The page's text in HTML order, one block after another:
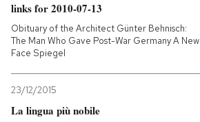
Entra
links for 2010-07-13
Obituary of the Architect Günter Behnisch:
The Man Who Gave Post-War Germany A New
Face Spiegel
23/12/2015
La lingua più nobile